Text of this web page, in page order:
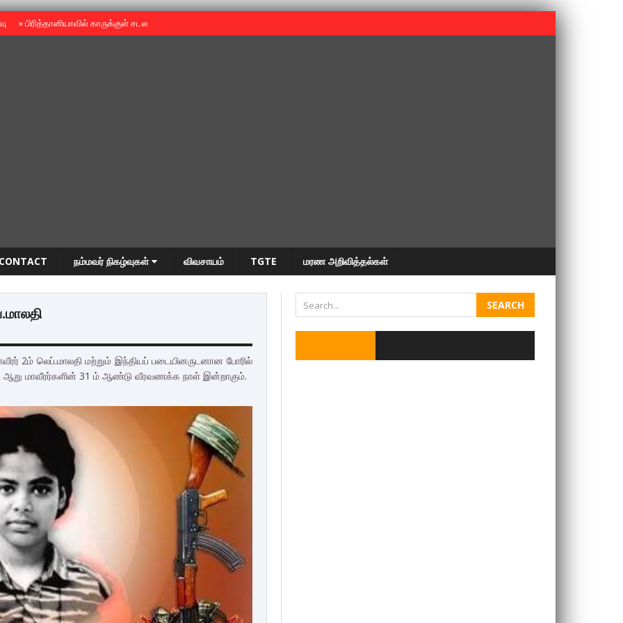
»பிரித்தானியாவில் காருக்குள் சடலம் -தமிழருடையதா ?
CONTACT நம்மவர் நிகழ்வுகள் விவசாயம் TGTE மரண அறிவித்தல்கள்
2ம் லெப்.மாலதி மற்றும் இந்தியப் படையினருடனான போரில்
ஆறு மாவீரர்களின் 31 ம் ஆண்டு வீரவணக்க நாள் இன்றாகும்.